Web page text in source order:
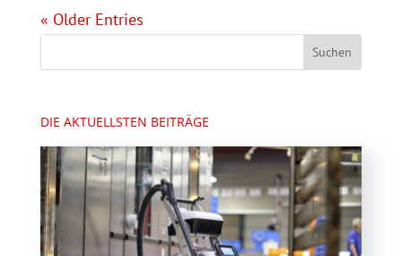
« Older Entries
DIE AKTUELLSTEN BEITRÄGE